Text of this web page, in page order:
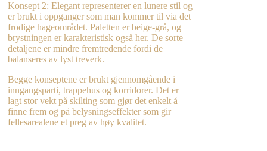
Konsept 2: Elegant representerer en lunere stil og
er brukt i oppganger som man kommer til via det
frodige hageområdet. Paletten er beige-grå, og
brystningen er karakteristisk også her. De sorte
detaljene er mindre fremtredende fordi de
balanseres av lyst treverk.
Begge konseptene er brukt gjennomgående i
inngangsparti, trappehus og korridorer. Det er
lagt stor vekt på skilting som gjør det enkelt å
finne frem og på belysningseffekter som gir
fellesarealene et preg av høy kvalitet.